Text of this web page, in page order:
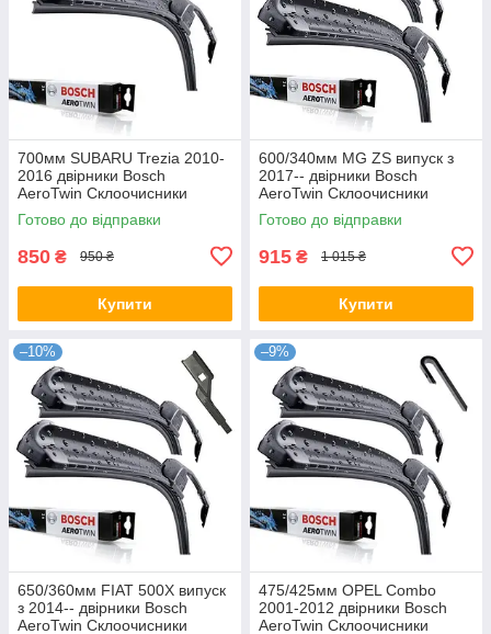
700мм SUBARU Trezia 2010-
2016 двірники Bosch
AeroTwin Склоочисники
Готово до відправки
850 ₴ 950 ₴
Купити
600/340мм MG ZS випуск з
2017-- двірники Bosch
AeroTwin Склоочисники
Готово до відправки
915 ₴ 1 015 ₴
Купити
–10%
650/360мм FIAT 500X випуск
з 2014-- двірники Bosch
AeroTwin Склоочисники
–9%
475/425мм OPEL Combo
2001-2012 двірники Bosch
AeroTwin Склоочисники